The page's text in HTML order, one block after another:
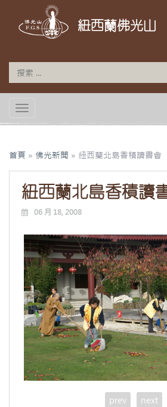
紐西蘭佛光山
TOGGLE NAVIGATION
首頁 » 佛光新聞 » 紐西蘭北島香積讀書會
紐西蘭北島香積讀
06 月 18, 2008
prev next